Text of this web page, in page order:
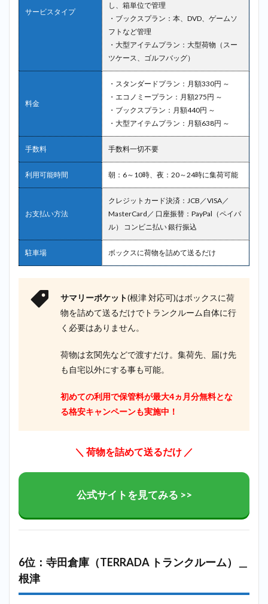
サービスタイプ
し、箱単位で管理
・ブックスプラン：本、DVD、ゲームソ
フトなど管理
・大型アイテムプラン：大型荷物（スー
ツケース、ゴルフバッグ）
料金
・スタンダードプラン：月額330円 ～
・エコノミープラン：月額275円 ～
・ブックスプラン：月額440円 ～
・大型アイテムプラン：月額638円 ～
手数料 手数料一切不要
利用可能時間 朝：6～10時、夜：20～24時に集荷可能
お支払い方法
クレジットカード決済：JCB／VISA／
MasterCard／ 口座振替：PayPal（ペイパ
ル） コンビニ払い 銀行振込
駐車場 ボックスに荷物を詰めて送るだけ
サマリーポケット(根津 対応可)はボックスに荷
物を詰めて送るだけでトランクルーム自体に行
く必要はありません。
荷物は玄関先などで渡すだけ。集荷先、届け先
も自宅以外にする事も可能。
初めての利用で保管料が最大4ヵ月分無料とな
る格安キャンペーンも実施中！
＼ 荷物を詰めて送るだけ ／
公式サイトを見てみる >>
6位：寺田倉庫（TERRADA トランクルーム）＿
根津